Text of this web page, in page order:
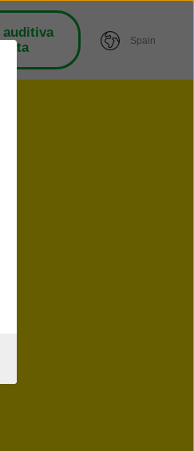
auditiva
Spain